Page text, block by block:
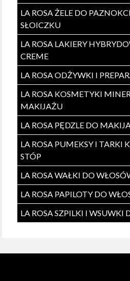
LA ROSA ŻELE DO
SŁOICZKU
LA ROSA LAKIERY
CREME
LA ROSA ODŻYWKI I
LA ROSA KOSMETYKI
MAKIJAŻU
LA ROSA PĘDZLE DO
LA ROSA PUMEKSY I TARKI
STÓP
LA ROSA WAŁKI DO
LA ROSA PAPILOTY DO
LA ROSA SZPILKI I WSUWKI